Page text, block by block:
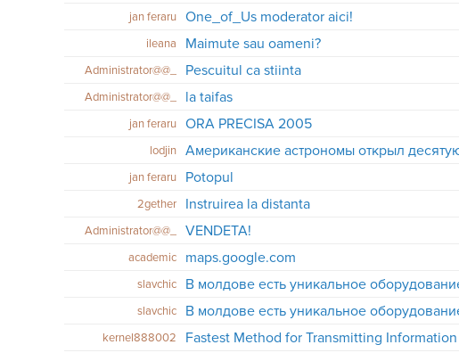
jan feraru
One_of_Us moderator aici!
ileana
Maimute sau oameni?
Administrator@@_
Pescuitul ca stiinta
Administrator@@_
la taifas
jan feraru
ORA PRECISA 2005
lodjin
jan feraru
Potopul
2gether
Instruirea la distanta
Administrator@@_
VENDETA!
academic
maps.google.com
slavchic
В молдове есть уникальное
slavchic
В молдове есть уникальное
kernel888002